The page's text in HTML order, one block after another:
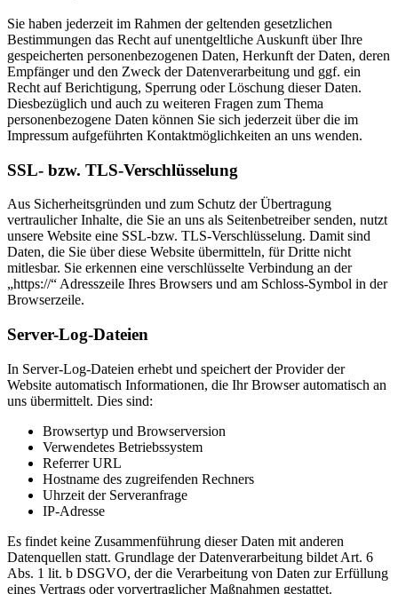
Sie haben jederzeit im Rahmen der geltenden gesetzlichen
Bestimmungen das Recht auf unentgeltliche Auskunft über Ihre
gespeicherten personenbezogenen Daten, Herkunft der Daten, deren
Empfänger und den Zweck der Datenverarbeitung und ggf. ein
Recht auf Berichtigung, Sperrung oder Löschung dieser Daten.
Diesbezüglich und auch zu weiteren Fragen zum Thema
personenbezogene Daten können Sie sich jederzeit über die im
Impressum aufgeführten Kontaktmöglichkeiten an uns wenden.
SSL- bzw. TLS-Verschlüsselung
Aus Sicherheitsgründen und zum Schutz der Übertragung
vertraulicher Inhalte, die Sie an uns als Seitenbetreiber senden, nutzt
unsere Website eine SSL-bzw. TLS-Verschlüsselung. Damit sind
Daten, die Sie über diese Website übermitteln, für Dritte nicht
mitlesbar. Sie erkennen eine verschlüsselte Verbindung an der
„https://“ Adresszeile Ihres Browsers und am Schloss-Symbol in der
Browserzeile.
Server-Log-Dateien
In Server-Log-Dateien erhebt und speichert der Provider der
Website automatisch Informationen, die Ihr Browser automatisch an
uns übermittelt. Dies sind:
Browsertyp und Browserversion
Verwendetes Betriebssystem
Referrer URL
Hostname des zugreifenden Rechners
Uhrzeit der Serveranfrage
IP-Adresse
Es findet keine Zusammenführung dieser Daten mit anderen
Datenquellen statt. Grundlage der Datenverarbeitung bildet Art. 6
Abs. 1 lit. b DSGVO, der die Verarbeitung von Daten zur Erfüllung
eines Vertrags oder vorvertraglicher Maßnahmen gestattet.